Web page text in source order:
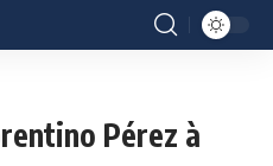
Pérez à